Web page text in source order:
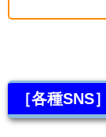
［各種SNS